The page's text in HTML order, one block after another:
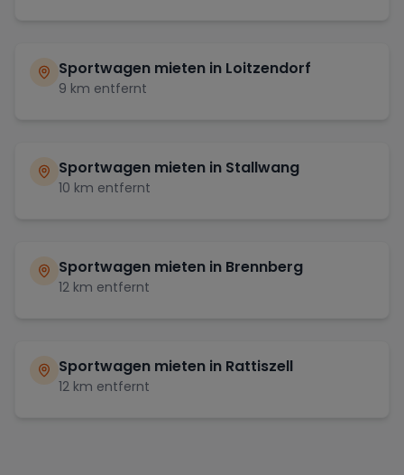
Sportwagen mieten in Loitzendorf
9 km entfernt
Sportwagen mieten in Stallwang
10 km entfernt
Sportwagen mieten in Brennberg
12 km entfernt
Sportwagen mieten in Rattiszell
12 km entfernt